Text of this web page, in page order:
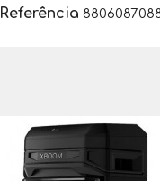
Referência